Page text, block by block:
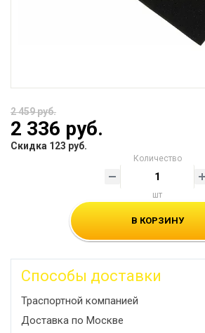
2 459 руб.
2 336 руб.
Скидка 123 руб.
Количество
шт
В КОРЗИНУ
Способы доставки
Траспортной компанией
Доставка по Москве